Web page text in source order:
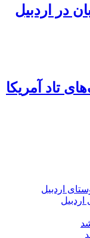
در اردبیل
تاد آمریکا